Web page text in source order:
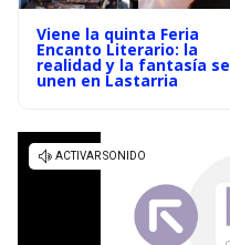
Viene la quinta Feria
Encanto Literario: la
realidad y la fantasía se
unen en Lastarria